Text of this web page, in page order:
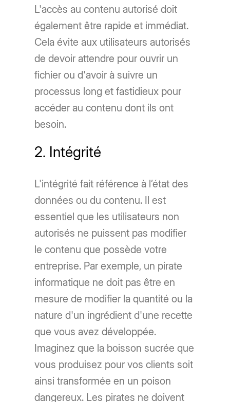
L'accès au contenu autorisé doit
également être rapide et immédiat.
Cela évite aux utilisateurs autorisés
de devoir attendre pour ouvrir un
fichier ou d'avoir à suivre un
processus long et fastidieux pour
accéder au contenu dont ils ont
besoin.
2. Intégrité
L'intégrité fait référence à l’état des
données ou du contenu. Il est
essentiel que les utilisateurs non
autorisés ne puissent pas modifier
le contenu que possède votre
entreprise. Par exemple, un pirate
informatique ne doit pas être en
mesure de modifier la quantité ou la
nature d'un ingrédient d'une recette
que vous avez développée.
Imaginez que la boisson sucrée que
vous produisez pour vos clients soit
ainsi transformée en un poison
dangereux. Les pirates ne doivent